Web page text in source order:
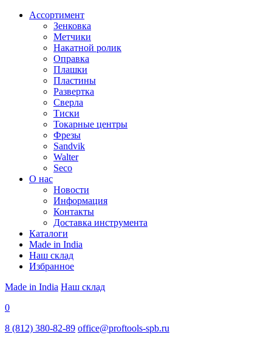
Ассортимент
Зенковка
Метчики
Накатной ролик
Оправка
Плашки
Пластины
Развертка
Сверла
Тиски
Токарные центры
Фрезы
Sandvik
Walter
Seco
О нас
Новости
Информация
Контакты
Доставка инструмента
Каталоги
Made in India
Наш склад
Избранное
Made in India Наш склад
0
8 (812) 380-82-89 office@proftools-spb.ru